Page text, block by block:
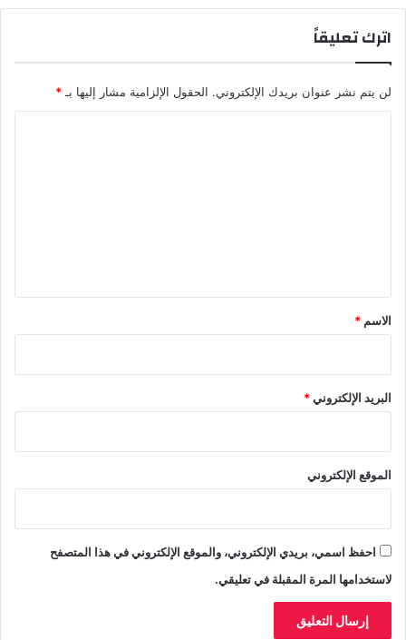
ئ
ل
غ
ا
ل
إ
اترك تعليقاً
لن يتم نشر عنوان بريدك الإلكتروني. الحقول الإلزامية مشار إليها بـ *
*
الاسم *
البريد الإلكتروني*
الموقع الإلكتروني
احفظ اسمي، بريدي الإلكتروني، والموقع الإلكتروني في هذا المتصفح
لاستخدامها المرة المقبلة في تعليقي.